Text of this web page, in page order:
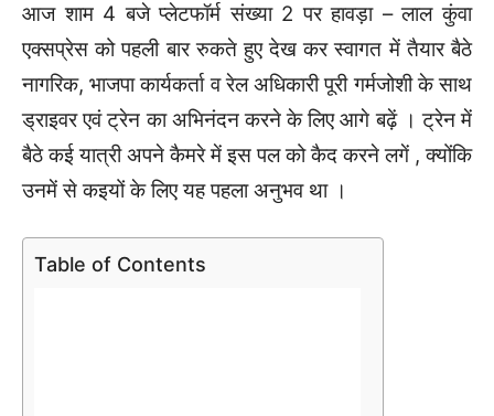
आज शाम 4 बजे प्लेटफॉर्म संख्या 2 पर हावड़ा – लाल कुंवा
एक्सप्रेस को पहली बार रुकते हुए देख कर स्वागत में तैयार बैठे
नागरिक, भाजपा कार्यकर्ता व रेल अधिकारी पूरी गर्मजोशी के साथ
ड्राइवर एवं ट्रेन का अभिनंदन करने के लिए आगे बढ़ें । ट्रेन में
बैठे कई यात्री अपने कैमरे में इस पल को कैद करने लगें , क्योंकि
उनमें से कइयों के लिए यह पहला अनुभव था ।
Table of Contents